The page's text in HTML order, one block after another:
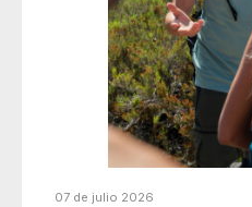
07 de julio 2026